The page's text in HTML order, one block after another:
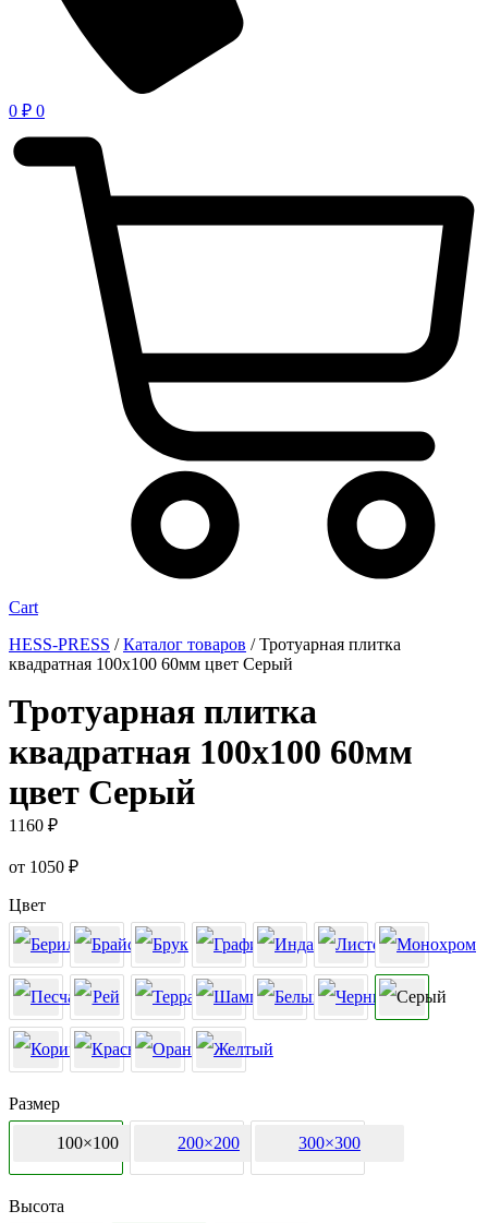
0 ₽ 0
Cart
HESS-PRESS /Каталог товаров /Тротуарная плитка
квадратная 100х100 60мм цвет Серый
Тротуарная плитка
квадратная 100х100 60мм
цвет Серый
1160 ₽
от 1050 ₽
Цвет
Размер
100×100 200×200 300×300
Высота